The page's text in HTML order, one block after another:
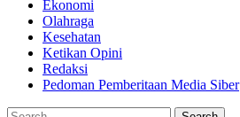
Ekonomi
Olahraga
Kesehatan
Ketikan Opini
Redaksi
Pedoman Pemberitaan Media Siber